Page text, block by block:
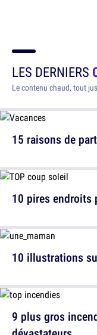
LES DERNIERS
Le contenu chaud, tout
15 raisons de
10 illustrations
10 pires endroits
9 plus gros